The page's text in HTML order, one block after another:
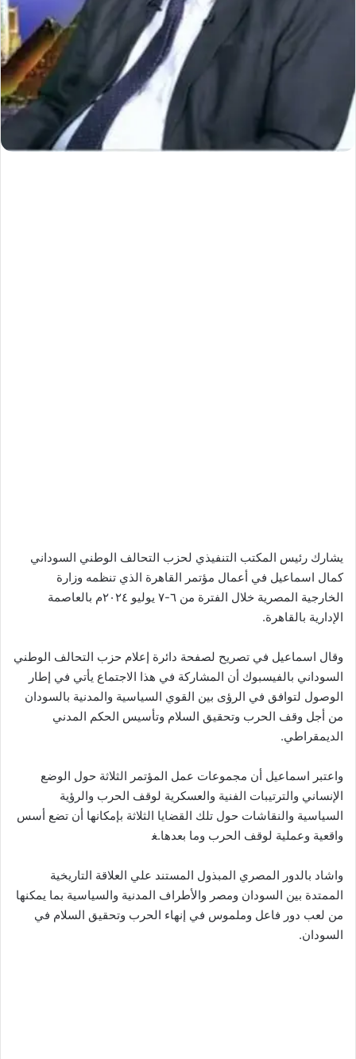
يشارك رئيس المكتب التنفيذي لحزب التحالف الوطني السوداني
كمال اسماعيل في أعمال مؤتمر القاهرة الذي تنظمه وزارة
الخارجية المصرية خلال الفترة من ٦-٧ يوليو ٢٠٢٤م بالعاصمة
الإدارية بالقاهرة.
وقال اسماعيل في تصريح لصفحة دائرة إعلام حزب التحالف الوطني
السوداني بالفيسبوك أن المشاركة في هذا الاجتماع يأتي في إطار
الوصول لتوافق في الرؤى بين القوي السياسية والمدنية بالسودان
من أجل وقف الحرب وتحقيق السلام وتأسيس الحكم المدني
الديمقراطي.
واعتبر اسماعيل أن مجموعات عمل المؤتمر الثلاثة حول الوضع
الإنساني والترتيبات الفنية والعسكرية لوقف الحرب والرؤية
السياسية والنقاشات حول تلك القضايا الثلاثة بإمكانها أن تضع أسس
واقعية وعملية لوقف الحرب وما بعدها.ﻐ
واشاد بالدور المصري المبذول المستند علي العلاقة التاريخية
الممتدة بين السودان ومصر والأطراف المدنية والسياسية بما يمكنها
من لعب دور فاعل وملموس في إنهاء الحرب وتحقيق السلام في
السودان.